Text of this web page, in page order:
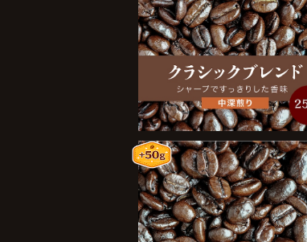
クラシックブレンド 250g
¥1,900
ドライブレンド 250g